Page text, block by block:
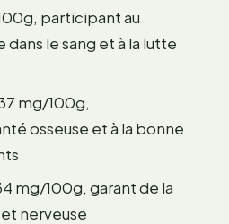
participant au
le sang et à la lutte
mg/100g,
osseuse et à la bonne
mg/100g, garant de la
nerveuse